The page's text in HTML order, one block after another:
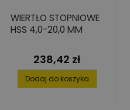
WIERTŁO STOPNIOWE
HSS 4,0-20,0 MM
Cena
238,42 zł
Dodaj do koszyka